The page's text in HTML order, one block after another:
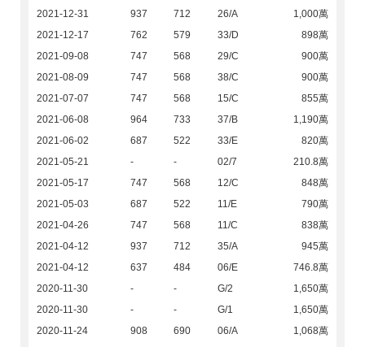
2021-12-31
937 712 26/A
1,000萬
2021-12-17
762 579 33/D
898萬
2021-09-08
747 568 29/C
900萬
2021-08-09
747 568 38/C
900萬
2021-07-07
747 568 15/C
855萬
2021-06-08
964 733 37/B
1,190萬
2021-06-02
687 522 33/E
820萬
2021-05-21
- - 02/7
210.8萬
2021-05-17
747 568 12/C
848萬
2021-05-03
687 522 11/E
790萬
2021-04-26
747 568 11/C
838萬
2021-04-12
937 712 35/A
945萬
2021-04-12
637 484 06/E
746.8萬
2020-11-30
- - G/2
1,650萬
2020-11-30
- - G/1
1,650萬
2020-11-24
908 690 06/A
1,068萬